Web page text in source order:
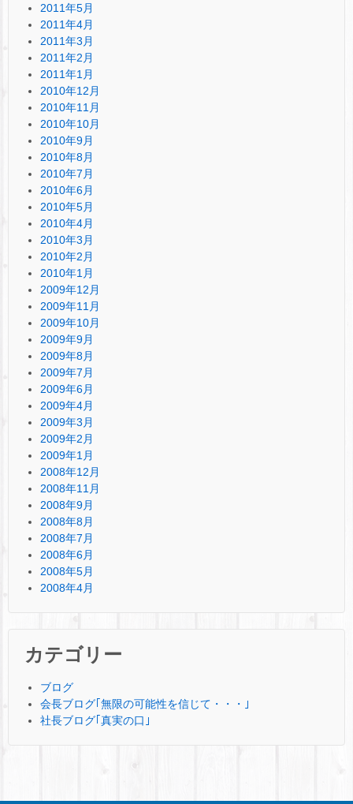
2011年5月
2011年4月
2011年3月
2011年2月
2011年1月
2010年12月
2010年11月
2010年10月
2010年9月
2010年8月
2010年7月
2010年6月
2010年5月
2010年4月
2010年3月
2010年2月
2010年1月
2009年12月
2009年11月
2009年10月
2009年9月
2009年8月
2009年7月
2009年6月
2009年4月
2009年3月
2009年2月
2009年1月
2008年12月
2008年11月
2008年9月
2008年8月
2008年7月
2008年6月
2008年5月
2008年4月
カテゴリー
ブログ
会長ブログ｢無限の可能性を信じて・・・｣
社長ブログ｢真実の口｣